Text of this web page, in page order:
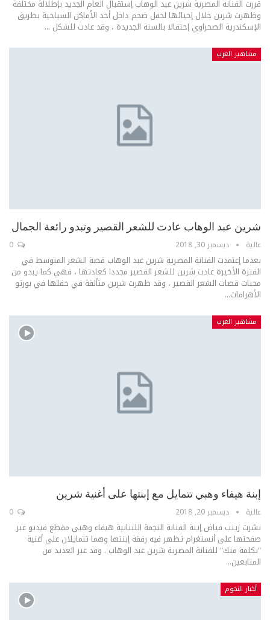
قررت الفنانة المصرية شرين عبد الوهاب إستقبال العام الجديد بإطلالة مختلفة
وظهرت شرين خلال إحيائها لحفل ضخم داخل أحد الأماكن السياحية بطريق
الإسكندرية الصحراوي إحتفالا بالسنة الجديدة ، وقد عادت للشكل ...
مشاهير العرب
شرين عبد الوهاب عادت للشعر القصير وتبدو رائعة الجمال
عالية ديسمبر 30, 2018
بعدما إعتمدت الفنانة المصرية شرين عبد الوهاب قصة الشعر المتوسط في
الفترة الأخيرة عادت شرين للشعر القصير مجددا كعادتها ، فهي كما يبدو من
محبات قصات الشعر القصير ، وقد ظهرت شرين متألقة في حفلها في بورتو
الأهرامات...
مشاهير العرب
إبنة هيفاء وهبي تتمايل مع إبنتها على أغنية شرين
عالية ديسمبر 20, 2018
نشرت زينب فياض إينة الفنانة النجمة اللبنانية هيفاء وهبي مقطع فيديو عبر
صفحتها على أنستغرام تظهر فيه رفقة إبنتها وهما تتمايلان على أغنية
"بكلمة منك" للفنانة المصرية شرين عبد الوهاب . وقد عبر العديد من
المتابعين...
أخبار النجوم